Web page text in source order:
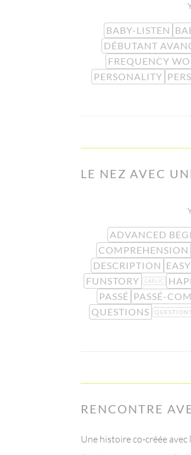
BABY-LISTEN
DÉBUTANT
FREQUENCY
PERSONALITY
LE NEZ AVEC
ADVANCED
COMPREHENSION
DESCRIPTION EASY
FUNSTORY
GARLIC
PASSÉ PASSÉ-
QUESTIONS
RENCONTRE
Une histoire co-créée